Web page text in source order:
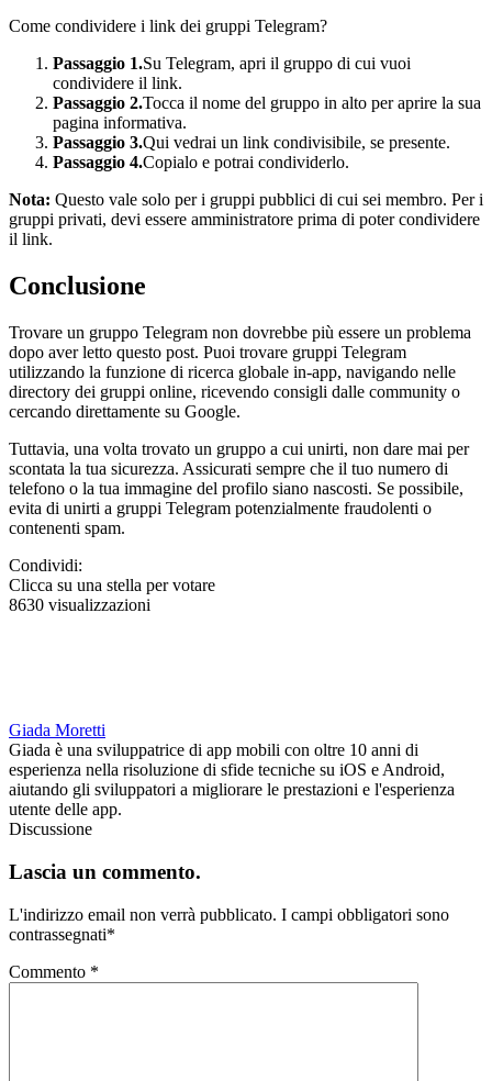
Come condividere i link dei gruppi Telegram?
Passaggio 1.Su Telegram, apri il gruppo di cui vuoi
condividere il link.
Passaggio 2.Tocca il nome del gruppo in alto per aprire la sua
pagina informativa.
Passaggio 3.Qui vedrai un link condivisibile, se presente.
Passaggio 4.Copialo e potrai condividerlo.
Nota: Questo vale solo per i gruppi pubblici di cui sei membro. Per i
gruppi privati, devi essere amministratore prima di poter condividere
il link.
Conclusione
Trovare un gruppo Telegram non dovrebbe più essere un problema
dopo aver letto questo post. Puoi trovare gruppi Telegram
utilizzando la funzione di ricerca globale in-app, navigando nelle
directory dei gruppi online, ricevendo consigli dalle community o
cercando direttamente su Google.
Tuttavia, una volta trovato un gruppo a cui unirti, non dare mai per
scontata la tua sicurezza. Assicurati sempre che il tuo numero di
telefono o la tua immagine del profilo siano nascosti. Se possibile,
evita di unirti a gruppi Telegram potenzialmente fraudolenti o
contenenti spam.
Condividi:
Clicca su una stella per votare
8630 visualizzazioni
Giada Moretti
Giada è una sviluppatrice di app mobili con oltre 10 anni di
esperienza nella risoluzione di sfide tecniche su iOS e Android,
aiutando gli sviluppatori a migliorare le prestazioni e l'esperienza
utente delle app.
Discussione
Lascia un commento.
L'indirizzo email non verrà pubblicato. I campi obbligatori sono
contrassegnati*
Commento *